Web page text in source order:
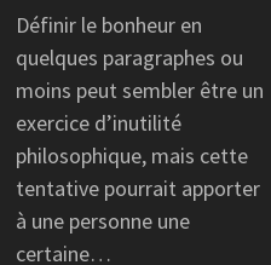
Définir le bonheur en
quelques paragraphes ou
moins peut sembler être un
exercice d’inutilité
philosophique, mais cette
tentative pourrait apporter
à une personne une
certaine…